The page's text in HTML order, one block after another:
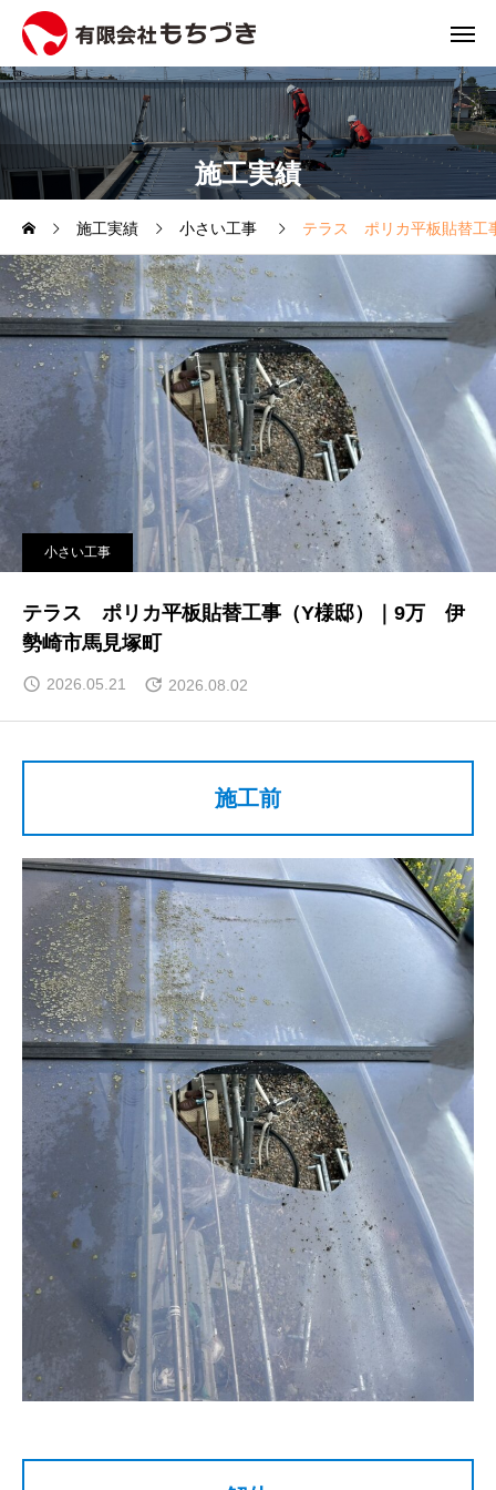
施工実績
施工実績 小さい工事 テラス ポリカ平板貼替工
小さい工事
テラス ポリカ平板貼替工事（Y様邸）｜9万 伊
勢崎市馬見塚町
2026.05.21 2026.08.02
施工前